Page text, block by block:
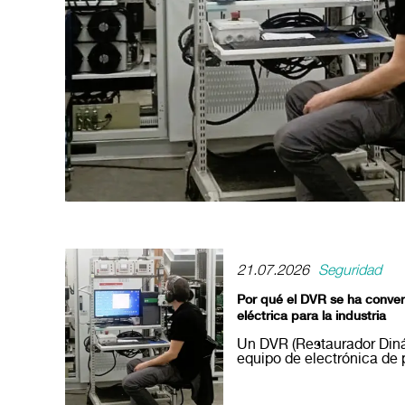
21.07.2026 Seguridad
Por qué el DVR se ha
eléctrica para la industria
Un DVR (Restaurador
equipo de electrónica de